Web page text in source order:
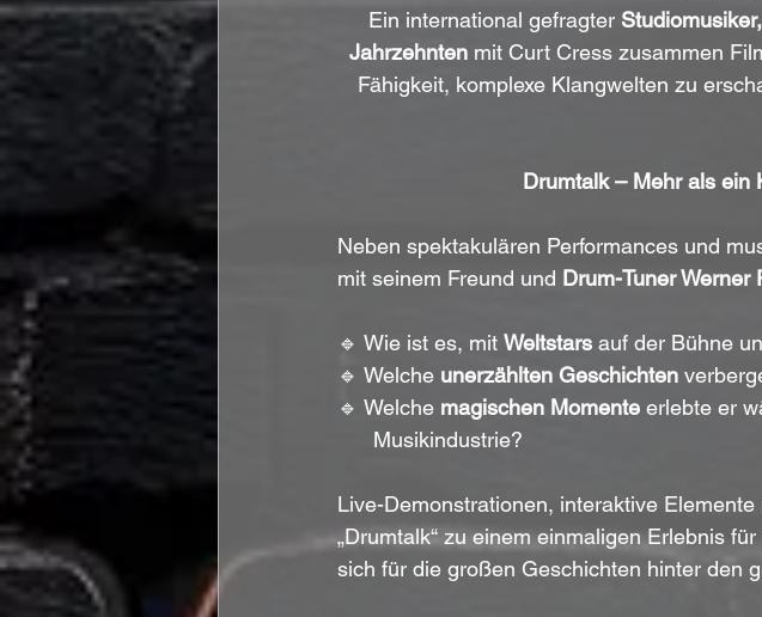
Ein international gefragter
Jahrzehnten mit Curt Cress zusammen
Fähigkeit, komplexe Klangwelten zu
Drumtalk – Mehr als ein
Neben spektakulären Performances und
mit seinem Freund und Drum-Tuner Werner
🔹 Wie ist es, mit Weltstars auf der Bühne
🔹 Welche unerzählten Geschichten
🔹 Welche magischen Momente
      Musikindustrie?
Live-Demonstrationen, interaktive
„Drumtalk“ zu einem einmaligen Erlebnis
sich für die großen Geschichten hinter den